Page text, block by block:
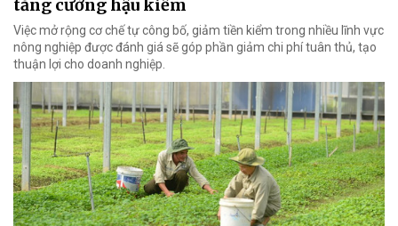
tăng cường hậu kiểm
Việc mở rộng cơ chế tự công bố, giảm tiền kiểm trong nhiều lĩnh vực
nông nghiệp được đánh giá sẽ góp phần giảm chi phí tuân thủ, tạo
thuận lợi cho doanh nghiệp.